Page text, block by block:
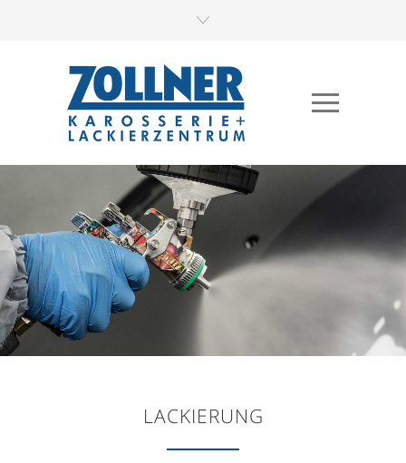
LACKIERUNG